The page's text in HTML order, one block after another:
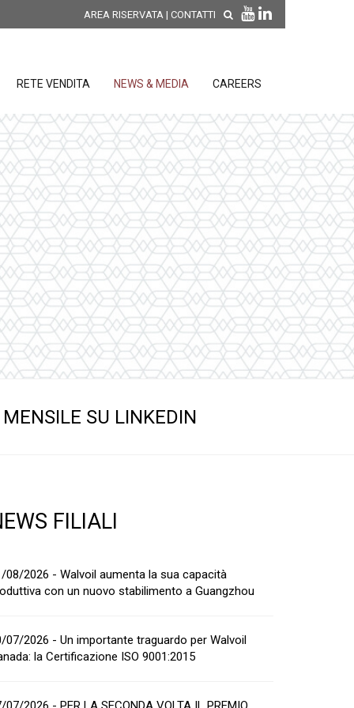
AREA RISERVATA | CONTATTI
SCOPRI LE NOVITÀ DI
PRODOTTO
CONDIZIONI GENERALI DI VENDITA E
DI GARANZIA
RETE VENDITA NEWS & MEDIA CAREERS
SU LINKEDIN
FILIALI
08/2026 - Walvoil aumenta la sua capacità
con un nuovo stabilimento a Guangzhou
07/2026 - Un importante traguardo per Walvoil
la Certificazione ISO 9001:2015